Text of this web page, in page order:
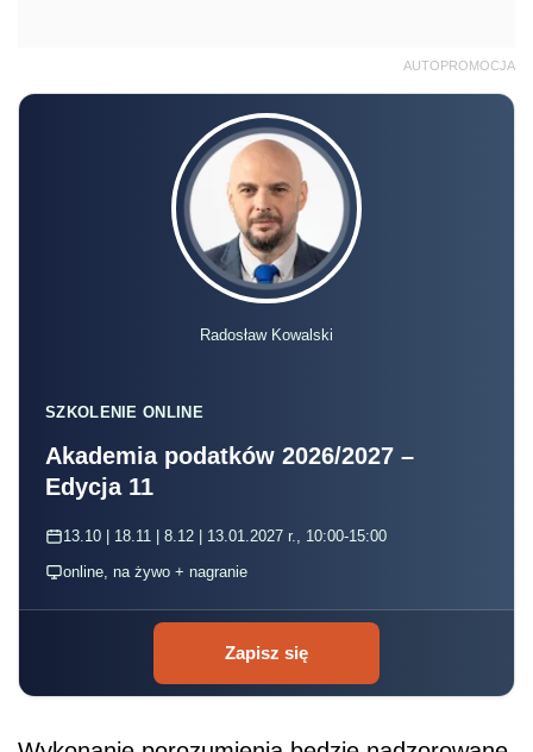
AUTOPROMOCJA
Radosław Kowalski
SZKOLENIE ONLINE
Akademia podatków 2026/2027 –
Edycja 11
13.10 | 18.11 | 8.12 | 13.01.2027 r., 10:00-15:00
online, na żywo + nagranie
Zapisz się